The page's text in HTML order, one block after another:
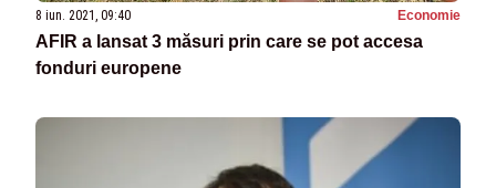
8 iun. 2021, 09:40 Economie
AFIR a lansat 3 măsuri prin care se pot accesa
fonduri europene